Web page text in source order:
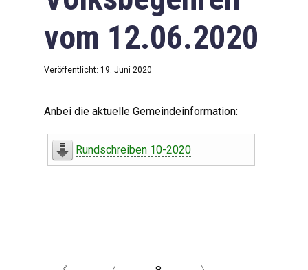
vom 12.06.2020
Veröffentlicht: 19. Juni 2020
Anbei die aktuelle Gemeindeinformation:
Rundschreiben 10-2020